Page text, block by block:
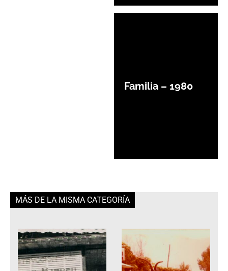
Familia – 1980
MÁS DE LA MISMA CATEGORÍA